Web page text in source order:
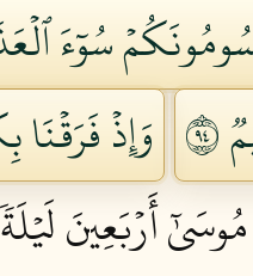
سُوٓءَ
وَإِذۡ
أَرۡبَعِينَ